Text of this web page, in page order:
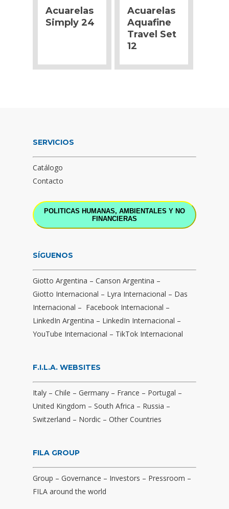
Acuarelas
Simply 24
Acuarelas
Aquafine
Travel Set
12
SERVICIOS
Catálogo
Contacto
POLITICAS HUMANAS, AMBIENTALES Y NO
FINANCIERAS
SÍGUENOS
Giotto Argentina – Canson Argentina –
Giotto Internacional – Lyra Internacional – Das
Internacional – Facebook Internacional –
LinkedIn Argentina – LinkedIn Internacional –
YouTube Internacional – TikTok Internacional
F.I.L.A. WEBSITES
Italy – Chile – Germany – France – Portugal –
United Kingdom – South Africa – Russia –
Switzerland – Nordic – Other Countries
FILA GROUP
Group – Governance – Investors – Pressroom –
FILA around the world